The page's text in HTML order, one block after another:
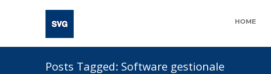
HOME
Posts Tagged: Software gestionale